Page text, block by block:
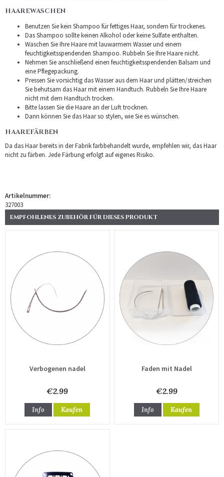
HAAREWASCHEN
Benutzen Sie kein Shampoo für fettiges Haar, sondern für trockenes.
Das Shampoo sollte keinen Alkohol oder keine Sulfate enthalten.
Waschen Sie Ihre Haare mit lauwarmem Wasser und einem
feuchtigkeitsspendenden Shampoo. Rubbeln Sie Ihre Haare nicht.
Nehmen Sie anschließend einen feuchtigkeitsspendenden Balsam und
eine Pflegepackung.
Pressen Sie vorsichtig das Wasser aus dem Haar und plätten/streichen
Sie behutsam das Haar mit einem Handtuch. Rubbeln Sie Ihre Haare
nicht mit dem Handtuch trocken.
Bitte lassen Sie die Haare an der Luft trocknen.
Dann können Sie das Haar so stylen, wie Sie es wünschen.
HAAREFÄRBEN
Da das Haar bereits in der Fabrik farbbehandelt wurde, empfehlen wir, das Haar
nicht zu färben. Jede Färbung erfolgt auf eigenes Risiko.
Artikelnummer:
327003
EMPFOHLENES ZUBEHÖR FÜR DIESES PRODUKT
Verbogenen nadel
€2.99
Info Kaufen
Faden mit Nadel
€2.99
Info Kaufen